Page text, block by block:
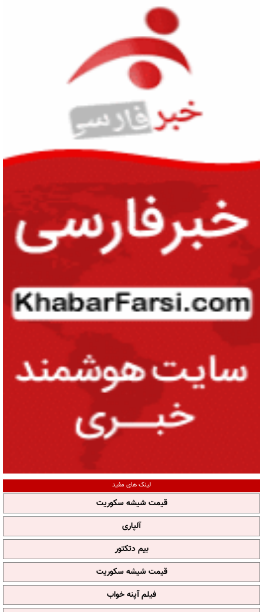
لینک های مفید
قیمت شیشه سکوریت
آلپاری
بیم دتکتور
قیمت شیشه سکوریت
فیلم آپنه خواب